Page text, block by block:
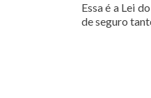
Essa é a Lei
de seguro